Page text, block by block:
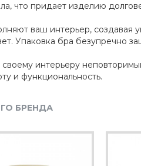
что придает изделию
ваш интерьер,
Упаковка бра безупречно
интерьеру
и функциональность.
БРЕНДА